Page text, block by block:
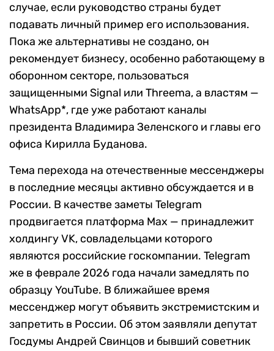
случае, если руководство страны будет
подавать личный пример его использования.
Пока же альтернативы не создано, он
рекомендует бизнесу, особенно работающему в
оборонном секторе, пользоваться
защищенными Signal или Threema, а властям —
WhatsApp*, где уже работают каналы
президента Владимира Зеленского и главы его
офиса Кирилла Буданова.
Тема перехода на отечественные мессенджеры
в последние месяцы активно обсуждается и в
России. В качестве заметы Telegram
продвигается платформа Max — принадлежит
холдингу VK, совладельцами которого
являются российские госкомпании. Telegram
же в феврале 2026 года начали замедлять по
образцу YouTube. В ближайшее время
мессенджер могут объявить экстремистским и
запретить в России. Об этом заявляли депутат
Госдумы Андрей Свинцов и бывший советник